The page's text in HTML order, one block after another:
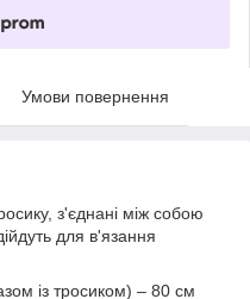
Умови повернення
з'єднані між собою
для в'язання
із тросиком) – 80 см